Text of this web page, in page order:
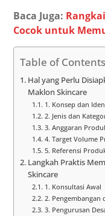
Baca Juga:
Cocok untuk
Table of Contents
Hal yang Perlu
Maklon Skincare
1. Konsep dan
2. Jenis dan
3. Anggaran
4. Target Volume
5. Referensi
Langkah Praktis
Skincare
1. Konsultasi Awal
2. Pengembangan
3. Pengurusan